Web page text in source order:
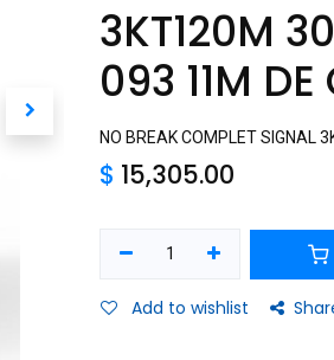
3KT120M
093 11M
NO BREAK COMPLET SIGNAL
$ 15,305.00
Add to wishlist